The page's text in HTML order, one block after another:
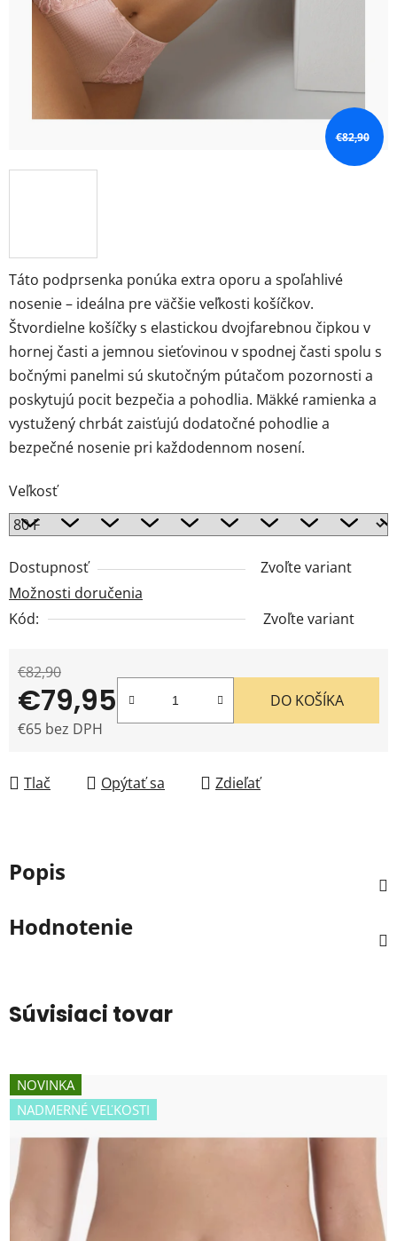
Táto podprsenka ponúka extra oporu a spoľahlivé
nosenie – ideálna pre väčšie veľkosti košíčkov.
Štvordielne košíčky s elastickou dvojfarebnou čipkou v
hornej časti a jemnou sieťovinou v spodnej časti spolu s
bočnými panelmi sú skutočným pútačom pozornosti a
poskytujú pocit bezpečia a pohodlia. Mäkké ramienka a
vystužený chrbát zaisťujú dodatočné pohodlie a
bezpečné nosenie pri každodennom nosení.
Veľkosť
Dostupnosť
Zvoľte variant
Možnosti doručenia
Kód:
Zvoľte variant
€82,90
€79,95
€65 bez DPH
DO KOŠÍKA
Tlač Opýtať sa Zdieľať
€82,90
Popis
Hodnotenie
Súvisiaci tovar
NOVINKA
NADMERNÉ VEĽKOSTI